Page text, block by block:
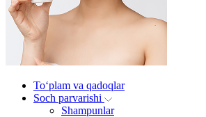
To‘plam va qadoqlar
Soch parvarishi
Shampunlar